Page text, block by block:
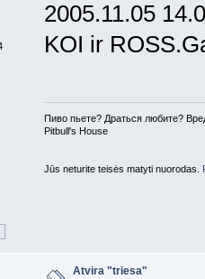
2005.11.05
KOI ir
Пиво пьете? Драться любите?
Pitbull's House
Jūs neturite teisės matyti nuorodas.
Atvira "triesa"